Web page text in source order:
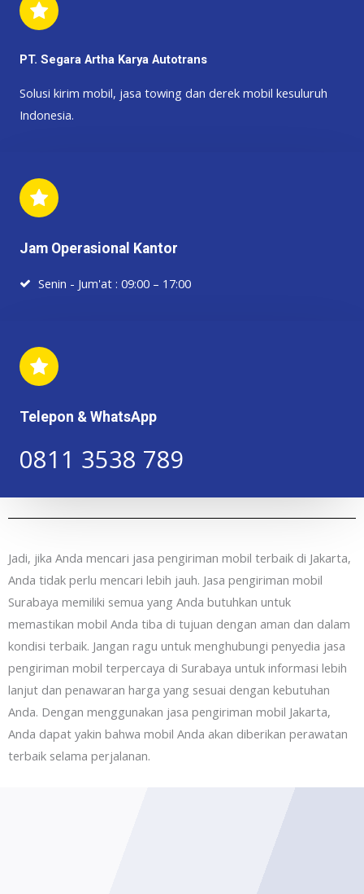
PT. Segara Artha Karya Autotrans
Solusi kirim mobil, jasa towing dan derek mobil kesuluruh
Indonesia.
Jam Operasional Kantor
Senin - Jum'at : 09:00 – 17:00
Telepon & WhatsApp
0811 3538 789​​
Jadi, jika Anda mencari jasa pengiriman mobil terbaik di Jakarta,
Anda tidak perlu mencari lebih jauh. Jasa pengiriman mobil
Surabaya memiliki semua yang Anda butuhkan untuk
memastikan mobil Anda tiba di tujuan dengan aman dan dalam
kondisi terbaik. Jangan ragu untuk menghubungi penyedia jasa
pengiriman mobil terpercaya di Surabaya untuk informasi lebih
lanjut dan penawaran harga yang sesuai dengan kebutuhan
Anda. Dengan menggunakan jasa pengiriman mobil Jakarta,
Anda dapat yakin bahwa mobil Anda akan diberikan perawatan
terbaik selama perjalanan.